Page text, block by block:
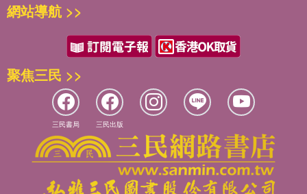
網站導航 >>
聚焦三民 >>
三民書局 三民出版